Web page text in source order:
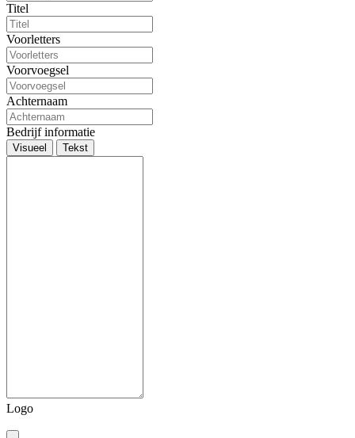
Titel
Voorletters
Voorvoegsel
Achternaam
Bedrijf informatie
Visueel Tekst
Logo